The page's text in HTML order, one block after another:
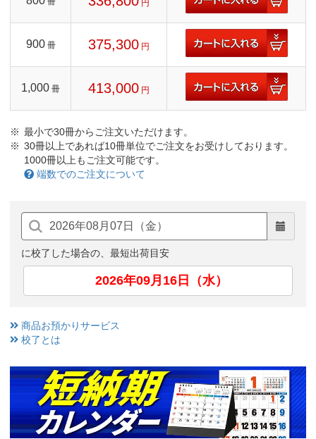
円
900 冊 375,300 円
1,000 冊 413,000 円
最小で30冊からご注文いただけます。
30冊以上であれば10冊単位でご注文をお受けしております。
1000冊以上もご注文可能です。
端数でのご注文について
に校了した場合の、最短出荷目安
2026年09月16日（水）
商品お預かりサービス
校了とは